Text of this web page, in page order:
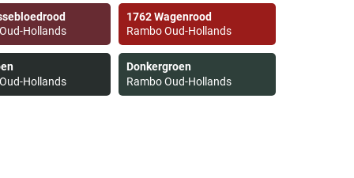
Hollands
1762 Wagenrood
Rambo Oud-Hollands
Hollands
Donkergroen
Rambo Oud-Hollands